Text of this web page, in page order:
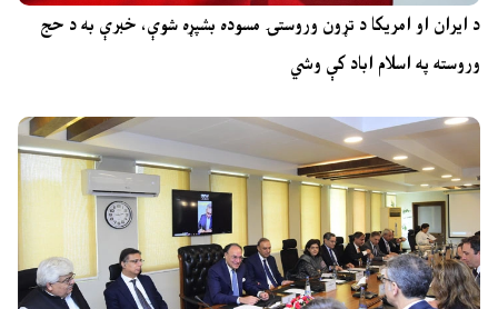
د ایران او امریکا د تړون وروستۍ مسوده بشپړه شوې، خبرې به د حج
وروسته په اسلام اباد کې وشي